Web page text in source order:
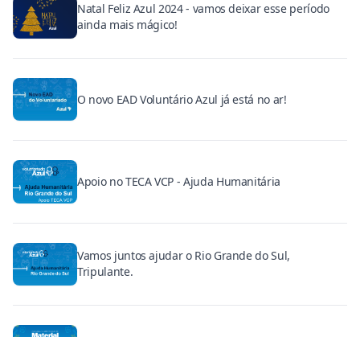
Natal Feliz Azul 2024 - vamos deixar esse período
ainda mais mágico!
O novo EAD Voluntário Azul já está no ar!
Apoio no TECA VCP - Ajuda Humanitária
Vamos juntos ajudar o Rio Grande do Sul,
Tripulante.